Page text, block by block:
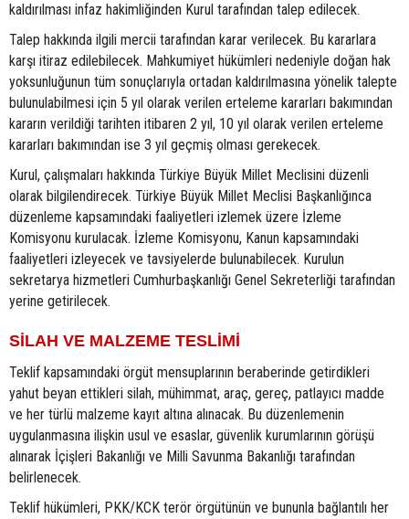
kaldırılması infaz hakimliğinden Kurul tarafından talep edilecek.
Talep hakkında ilgili mercii tarafından karar verilecek. Bu kararlara
karşı itiraz edilebilecek. Mahkumiyet hükümleri nedeniyle doğan hak
yoksunluğunun tüm sonuçlarıyla ortadan kaldırılmasına yönelik talepte
bulunulabilmesi için 5 yıl olarak verilen erteleme kararları bakımından
kararın verildiği tarihten itibaren 2 yıl, 10 yıl olarak verilen erteleme
kararları bakımından ise 3 yıl geçmiş olması gerekecek.
Kurul, çalışmaları hakkında Türkiye Büyük Millet Meclisini düzenli
olarak bilgilendirecek. Türkiye Büyük Millet Meclisi Başkanlığınca
düzenleme kapsamındaki faaliyetleri izlemek üzere İzleme
Komisyonu kurulacak. İzleme Komisyonu, Kanun kapsamındaki
faaliyetleri izleyecek ve tavsiyelerde bulunabilecek. Kurulun
sekretarya hizmetleri Cumhurbaşkanlığı Genel Sekreterliği tarafından
yerine getirilecek.
SİLAH VE MALZEME TESLİMİ
Teklif kapsamındaki örgüt mensuplarının beraberinde getirdikleri
yahut beyan ettikleri silah, mühimmat, araç, gereç, patlayıcı madde
ve her türlü malzeme kayıt altına alınacak. Bu düzenlemenin
uygulanmasına ilişkin usul ve esaslar, güvenlik kurumlarının görüşü
alınarak İçişleri Bakanlığı ve Milli Savunma Bakanlığı tarafından
belirlenecek.
Teklif hükümleri, PKK/KCK terör örgütünün ve bununla bağlantılı her